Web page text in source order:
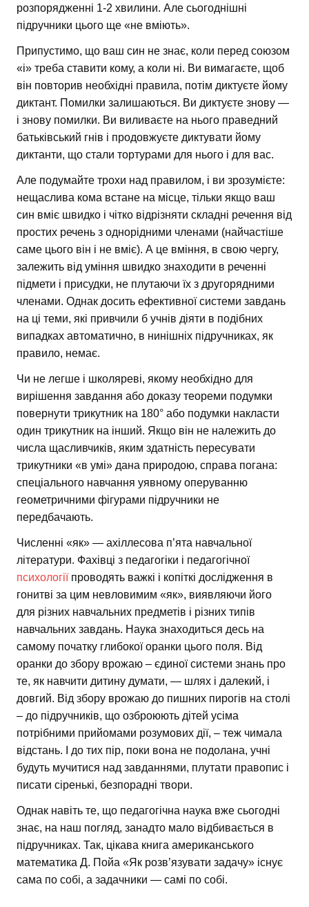
розпорядженні 1-2 хвилини. Але сьогоднішні
підручники цього ще «не вміють».
Припустимо, що ваш син не знає, коли перед союзом
«і» треба ставити кому, а коли ні. Ви вимагаєте, щоб
він повторив необхідні правила, потім диктуєте йому
диктант. Помилки залишаються. Ви диктуєте знову —
і знову помилки. Ви виливаєте на нього праведний
батьківський гнів і продовжуєте диктувати йому
диктанти, що стали тортурами для нього і для вас.
Але подумайте трохи над правилом, і ви зрозумієте:
нещаслива кома встане на місце, тільки якщо ваш
син вміє швидко і чітко відрізняти складні речення від
простих речень з однорідними членами (найчастіше
саме цього він і не вміє). А це вміння, в свою чергу,
залежить від уміння швидко знаходити в реченні
підмети і присудки, не плутаючи їх з другорядними
членами. Однак досить ефективної системи завдань
на ці теми, які привчили б учнів діяти в подібних
випадках автоматично, в нинішніх підручниках, як
правило, немає.
Чи не легше і школяреві, якому необхідно для
вирішення завдання або доказу теореми подумки
повернути трикутник на 180° або подумки накласти
один трикутник на інший. Якщо він не належить до
числа щасливчиків, яким здатність пересувати
трикутники «в умі» дана природою, справа погана:
спеціального навчання уявному оперуванню
геометричними фігурами підручники не
передбачають.
Численні «як» — ахіллесова п’ята навчальної
літератури. Фахівці з педагогіки і педагогічної
психологіїпроводять важкі і копіткі дослідження в
гонитві за цим невловимим «як», виявляючи його
для різних навчальних предметів і різних типів
навчальних завдань. Наука знаходиться десь на
самому початку глибокої оранки цього поля. Від
оранки до збору врожаю – єдиної системи знань про
те, як навчити дитину думати, — шлях і далекий, і
довгий. Від збору врожаю до пишних пирогів на столі
– до підручників, що озброюють дітей усіма
потрібними прийомами розумових дії, – теж чимала
відстань. І до тих пір, поки вона не подолана, учні
будуть мучитися над завданнями, плутати правопис і
писати сіренькі, безпорадні твори.
Однак навіть те, що педагогічна наука вже сьогодні
знає, на наш погляд, занадто мало відбивається в
підручниках. Так, цікава книга американського
математика Д. Пойа «Як розв’язувати задачу» існує
сама по собі, а задачники — самі по собі.